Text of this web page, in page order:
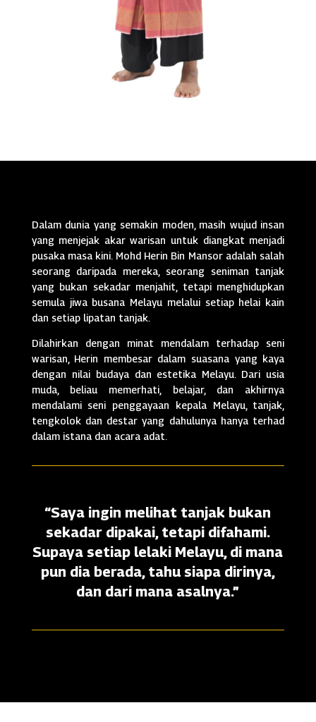
Dalam dunia yang semakin moden, masih wujud insan
yang menjejak akar warisan untuk diangkat menjadi
pusaka masa kini. Mohd Herin Bin Mansor adalah salah
seorang daripada mereka, seorang seniman tanjak
yang bukan sekadar menjahit, tetapi menghidupkan
semula jiwa busana Melayu melalui setiap helai kain
dan setiap lipatan tanjak.
Dilahirkan dengan minat mendalam terhadap seni
warisan, Herin membesar dalam suasana yang kaya
dengan nilai budaya dan estetika Melayu. Dari usia
muda, beliau memerhati, belajar, dan akhirnya
mendalami seni penggayaan kepala Melayu, tanjak,
tengkolok dan destar yang dahulunya hanya terhad
dalam istana dan acara adat.
“Saya ingin melihat tanjak bukan
sekadar dipakai, tetapi difahami.
Supaya setiap lelaki Melayu, di mana
pun dia berada, tahu siapa dirinya,
dan dari mana asalnya.”